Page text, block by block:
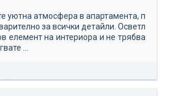
уютна атмосфера в апартамента, п
за всички детайли. Осветл
елемент на интериора и не трябва
...